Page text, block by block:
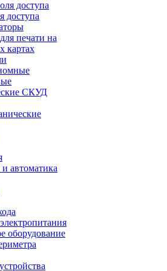
доступа
печати на
картах
СКУД
автоматика
оборудование